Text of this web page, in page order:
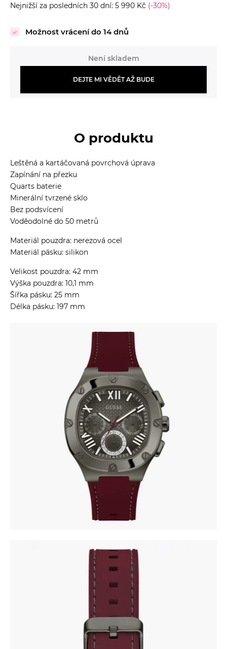
Nejnižší za posledních 30 dní: 5 990 Kč (-30%)
Možnost vrácení do 14 dnů
Není skladem
DEJTE MI VĚDĚT AŽ BUDE
O produktu
Leštěná a kartáčovaná povrchová úprava
Zapínání na přezku
Quarts baterie
Minerální tvrzené sklo
Bez podsvícení
Voděodolné do 50 metrů
Materiál pouzdra: nerezová ocel
Materiál pásku: silikon
Velikost pouzdra: 42 mm
Výška pouzdra: 10,1 mm
Šířka pásku: 25 mm
Délka pásku: 197 mm